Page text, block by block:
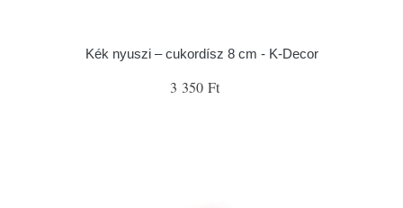
Kék nyuszi – cukordísz 8 cm - K-Decor
3 350 Ft